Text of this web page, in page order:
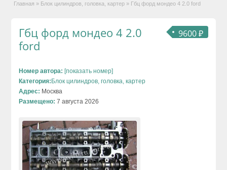
Главная » Блок цилиндров, головка, картер » Гбц форд мондео 4 2.0 ford
9600 ₽
Гбц форд мондео 4 2.0
ford
Номер автора: [показать номер]
Категория: Блок цилиндров, головка, картер
Адрес: Москва
Размещено: 7 августа 2026